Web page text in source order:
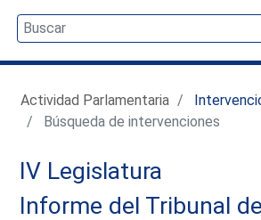
Actividad Parlamentaria
Búsqueda de intervenciones
IV Legislatura
Informe del Tribunal